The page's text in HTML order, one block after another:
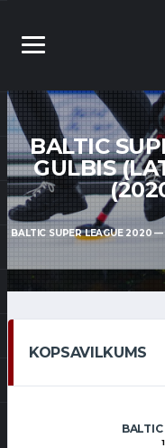
BALTIC
GULBIS
BALTIC SUPER LEAGUE 2020 —
KOPSAVILKUMS